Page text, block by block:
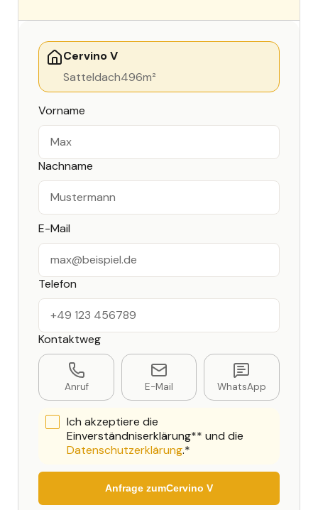
Cervino V
Satteldach496m²
Vorname
Nachname
E-Mail
Telefon
Kontaktweg
Anruf E-Mail WhatsApp
Ich akzeptiere die
Einverständniserklärung** und die
Datenschutzerklärung.*
Anfrage zumCervino V